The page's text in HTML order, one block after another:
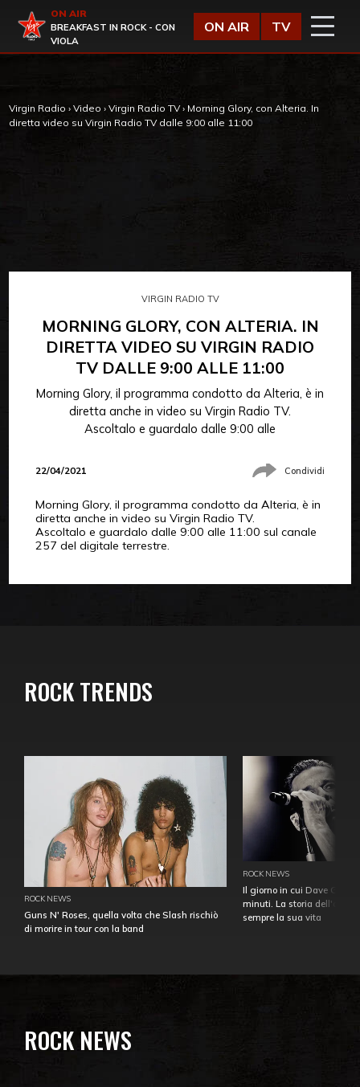
Virgin Radio
ON AIR
BREAKFAST IN ROCK - CON
VIOLA
ON AIR TV
Virgin Radio › Video › Virgin Radio TV › Morning Glory, con Alteria. In
diretta video su Virgin Radio TV dalle 9:00 alle 11:00
VIRGIN RADIO TV
MORNING GLORY, CON ALTERIA. IN
DIRETTA VIDEO SU VIRGIN RADIO
TV DALLE 9:00 ALLE 11:00
Morning Glory, il programma condotto da Alteria, è in
diretta anche in video su Virgin Radio TV.
Ascoltalo e guardalo dalle 9:00 alle
22/04/2021 Condividi
Morning Glory, il programma condotto da Alteria, è in
diretta anche in video su Virgin Radio TV.
Ascoltalo e guardalo dalle 9:00 alle 11:00 sul canale
257 del digitale terrestre.
ROCK TRENDS
ROCK NEWS
Guns N' Roses, quella volta che Slash rischiò
di morire in tour con la band
ROCK NEWS
Il giorno in cui Dave
minuti. La storia
sempre la sua vita
ROCK NEWS